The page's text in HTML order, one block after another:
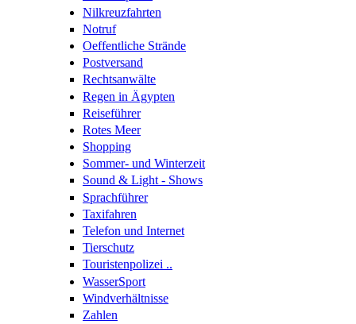
Nilkreuzfahrten
Notruf
Oeffentliche Strände
Postversand
Rechtsanwälte
Regen in Ägypten
Reiseführer
Rotes Meer
Shopping
Sommer- und Winterzeit
Sound & Light - Shows
Sprachführer
Taxifahren
Telefon und Internet
Tierschutz
Touristenpolizei ..
WasserSport
Windverhältnisse
Zahlen